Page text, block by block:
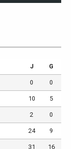
J G
0 0
10 5
2 0
24 9
31 16